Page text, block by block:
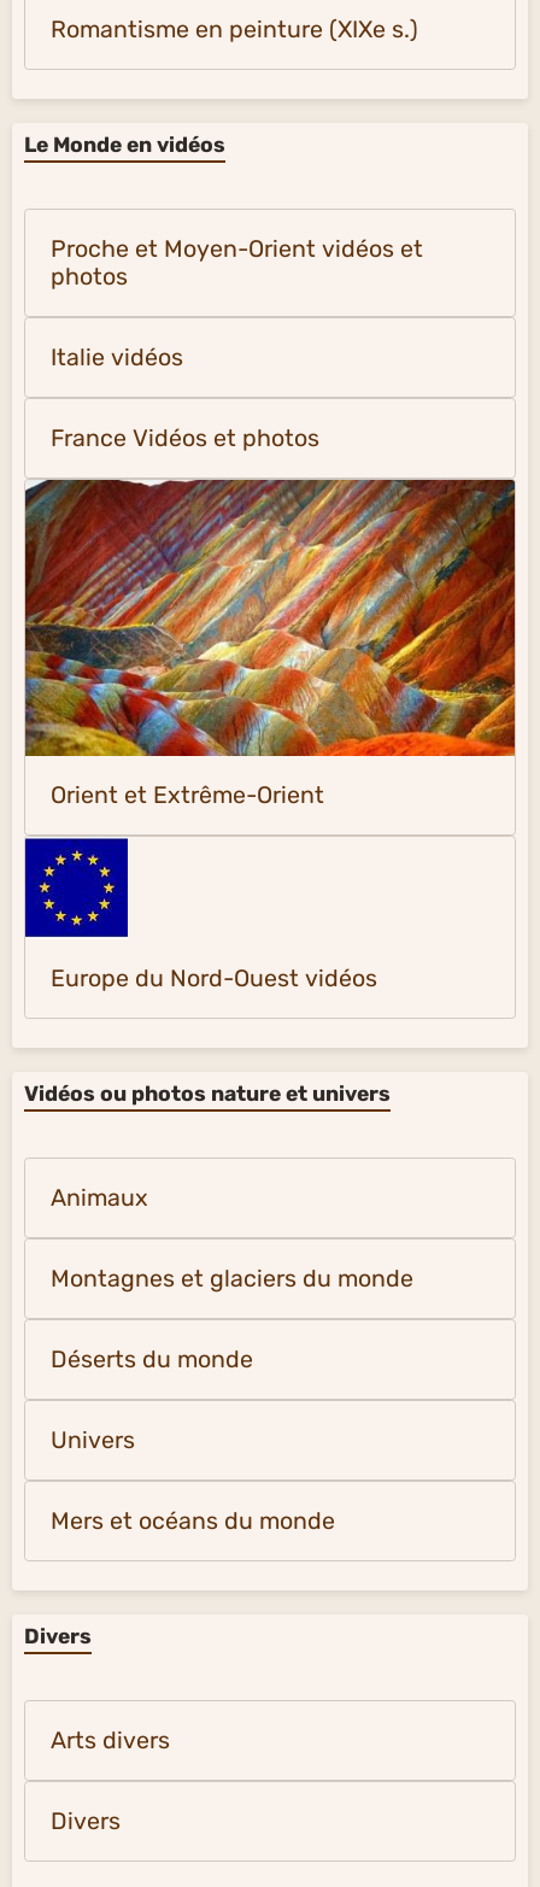
Romantisme en peinture (XIXe s.)
Le Monde en vidéos
Proche et Moyen-Orient vidéos et
photos
Italie vidéos
France Vidéos et photos
Orient et Extrême-Orient
Europe du Nord-Ouest vidéos
Vidéos ou photos nature et univers
Animaux
Montagnes et glaciers du monde
Déserts du monde
Univers
Mers et océans du monde
Divers
Arts divers
Divers